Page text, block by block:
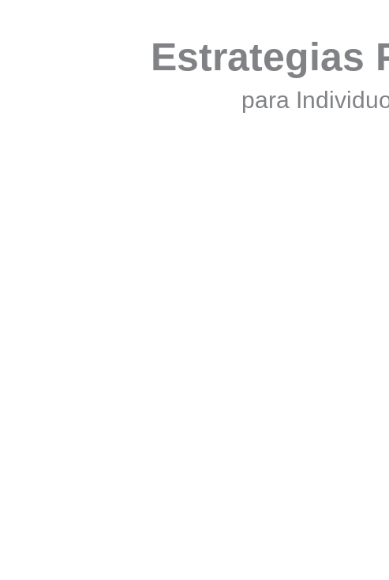
Estrategias
para